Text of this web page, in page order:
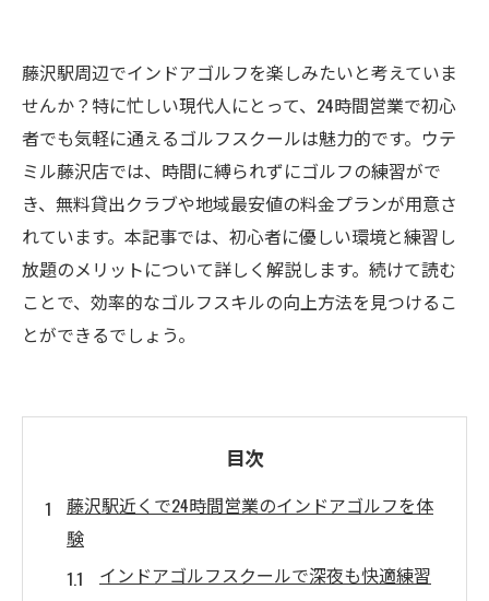
藤沢駅周辺でインドアゴルフを楽しみたいと考えていま
せんか？特に忙しい現代人にとって、24時間営業で初心
者でも気軽に通えるゴルフスクールは魅力的です。ウテ
ミル藤沢店では、時間に縛られずにゴルフの練習がで
き、無料貸出クラブや地域最安値の料金プランが用意さ
れています。本記事では、初心者に優しい環境と練習し
放題のメリットについて詳しく解説します。続けて読む
ことで、効率的なゴルフスキルの向上方法を見つけるこ
とができるでしょう。
目次
藤沢駅近くで24時間営業のインドアゴルフを体
験
インドアゴルフスクールで深夜も快適練習